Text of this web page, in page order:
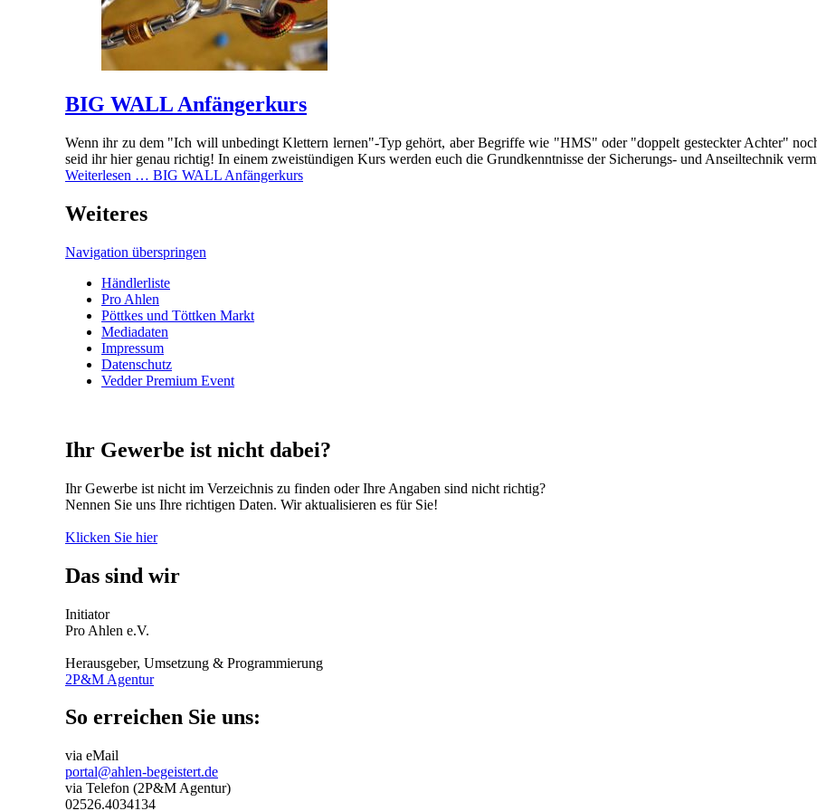
BIG WALL Anfängerkurs
Wenn ihr zu dem "Ich will unbedingt Klettern lernen"-Typ gehört, aber Begriffe wie "HMS" oder "doppelt gesteckter Achter"
seid ihr hier genau richtig! In einem zweistündigen Kurs werden euch die Grundkenntnisse der Sicherungs- und Anseiltechnik
Weiterlesen … BIG WALL Anfängerkurs
Weiteres
Navigation überspringen
Händlerliste
Pro Ahlen
Pöttkes und Töttken Markt
Mediadaten
Impressum
Datenschutz
Vedder Premium Event
Ihr Gewerbe ist nicht dabei?
Ihr Gewerbe ist nicht im Verzeichnis zu finden oder Ihre Angaben sind nicht richtig?
Nennen Sie uns Ihre richtigen Daten. Wir aktualisieren es für Sie!
Klicken Sie hier
Das sind wir
Initiator
Pro Ahlen e.V.
Herausgeber, Umsetzung & Programmierung
2P&M Agentur
So erreichen Sie uns:
via eMail
portal@ahlen-begeistert.de
via Telefon (2P&M Agentur)
02526.4034134